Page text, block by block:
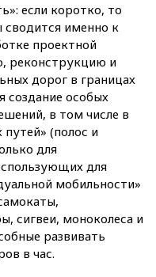
если коротко, то
сводится именно к
проектной
реконструкцию и
дорог в границах
создание особых
в том числе в
(полос и
для
для
мобильности»
сигвеи, моноколеса и
развивать
в час.